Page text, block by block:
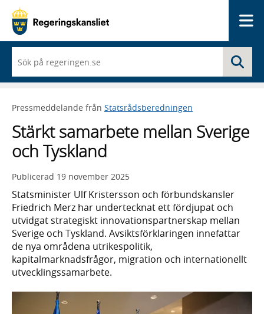
du
börjar
skriva
framträder
lista
med
sökförslag
Pressmeddelande från Statsrådsberedningen
Stärkt samarbete mellan Sverige
och Tyskland
Publicerad 19 november 2025
Statsminister Ulf Kristersson och förbundskansler
Friedrich Merz har undertecknat ett fördjupat och
utvidgat strategiskt innovationspartnerskap mellan
Sverige och Tyskland. Avsiktsförklaringen innefattar
de nya områdena utrikespolitik,
kapitalmarknadsfrågor, migration och internationellt
utvecklingssamarbete.